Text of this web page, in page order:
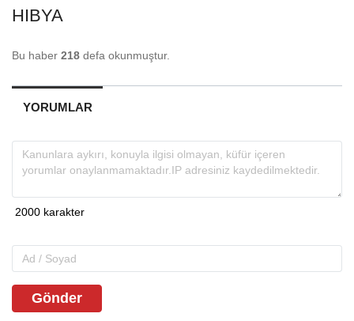
HIBYA
Bu haber 218 defa okunmuştur.
YORUMLAR
Gönder